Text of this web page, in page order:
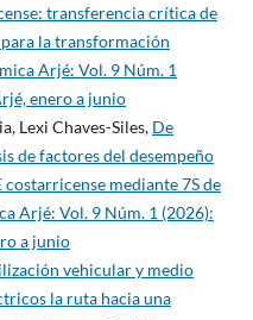
transferencia crítica de
la transformación
Arjé: Vol. 9 Núm. 1
enero a junio
Lexi Chaves-Siles, De
de factores del desempeño
mediante 7S de
Arjé: Vol. 9 Núm. 1 (2026):
a junio
vehicular y medio
la ruta hacia una